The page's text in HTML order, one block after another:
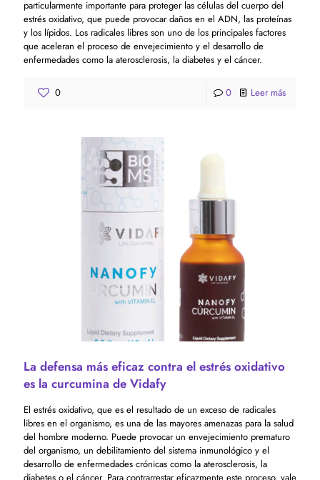
particularmente importante para proteger las células del cuerpo del
estrés oxidativo, que puede provocar daños en el ADN, las proteínas
y los lípidos. Los radicales libres son uno de los principales factores
que aceleran el proceso de envejecimiento y el desarrollo de
enfermedades como la aterosclerosis, la diabetes y el cáncer.
0 0 Leer más
La defensa más eficaz contra el estrés oxidativo
es la curcumina de Vidafy
El estrés oxidativo, que es el resultado de un exceso de radicales
libres en el organismo, es una de las mayores amenazas para la salud
del hombre moderno. Puede provocar un envejecimiento prematuro
del organismo, un debilitamiento del sistema inmunológico y el
desarrollo de enfermedades crónicas como la aterosclerosis, la